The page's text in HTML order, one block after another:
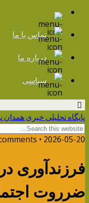
تماس با ما
درباره ما
سیاسی
پایگاه تحلیلی خبری همدان
2026-05-20 • no comments
فرزندآوری
ضرروت